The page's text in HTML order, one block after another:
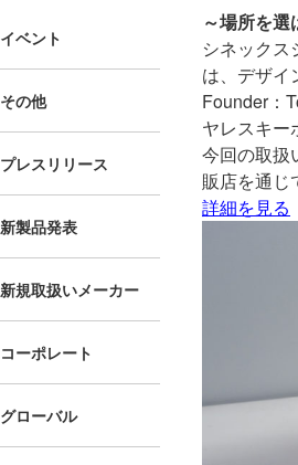
～場所を
シネック
は、デザ
Founder：
ヤレスキー
今回の取扱
販店を通じ
詳細を見る
イベント
その他
プレスリリース
新製品発表
新規取扱いメーカー
コーポレート
グローバル